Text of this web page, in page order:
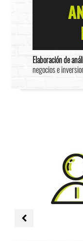
Elaboración de
negocios e